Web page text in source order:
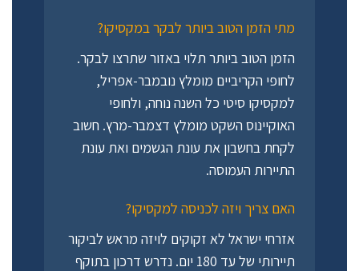
מתי הזמן הטוב ביותר לבקר במקסיקו?
הזמן הטוב ביותר תלוי באזור שתרצו לבקר.
לחופי הקריביים מומלץ נובמבר-אפריל,
למקסיקו סיטי כל השנה נוחה, ולחופי
האוקיינוס השקט מומלץ דצמבר-מרץ. חשוב
לקחת בחשבון את עונת הגשמים ואת עונת
התיירות העמוסה.
האם צריך ויזה לכניסה למקסיקו?
אזרחי ישראל לא זקוקים לויזה מראש לביקור
תיירותי של עד 180 יום. נדרש דרכון בתוקף